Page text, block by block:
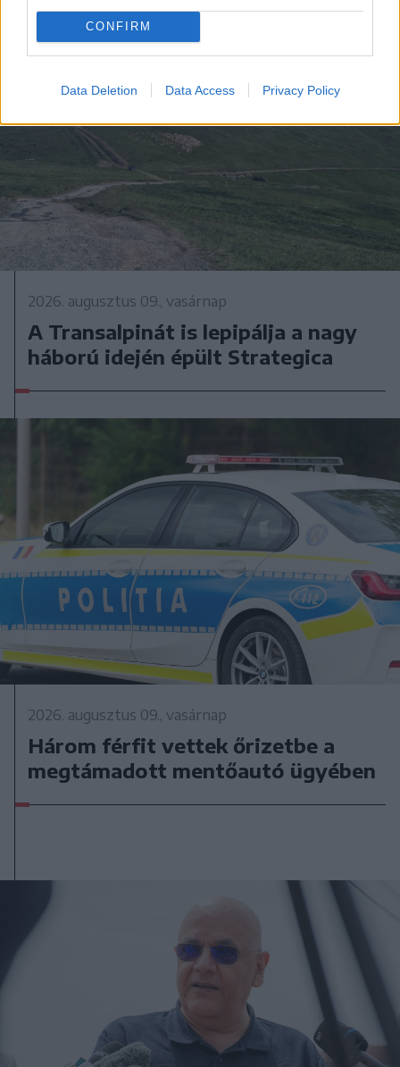
CONFIRM
Data Deletion Data Access Privacy Policy
2026. augusztus 09., vasárnap
A Transalpinát is lepipálja a nagy
háború idején épült Strategica
2026. augusztus 09., vasárnap
Három férfit vettek őrizetbe a
megtámadott mentőautó ügyében